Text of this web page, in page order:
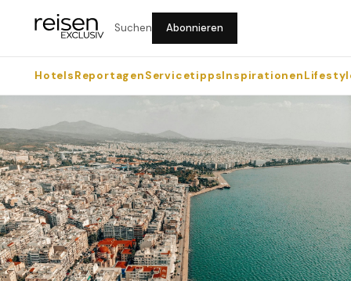
Suchen Abonnieren
HotelsReportagenServicetippsInspirationen